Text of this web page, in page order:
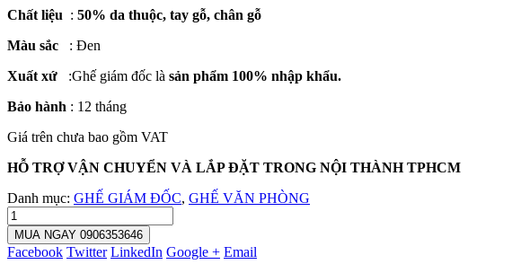
Chất liệu : 50% da thuộc, tay gỗ, chân gỗ
Màu sắc
: Đen
Xuất xứ
:Ghế giám đốc là sản phẩm 100% nhập khẩu.
Bảo hành : 12 tháng
Giá trên chưa bao gồm VAT
HỖ TRỢ VẬN CHUYỂN VÀ LẮP ĐẶT TRONG NỘI THÀNH TPHCM
Danh mục: GHẾ GIÁM ĐỐC, GHẾ VĂN PHÒNG
MUA NGAY 0906353646
Facebook Twitter LinkedIn Google + Email